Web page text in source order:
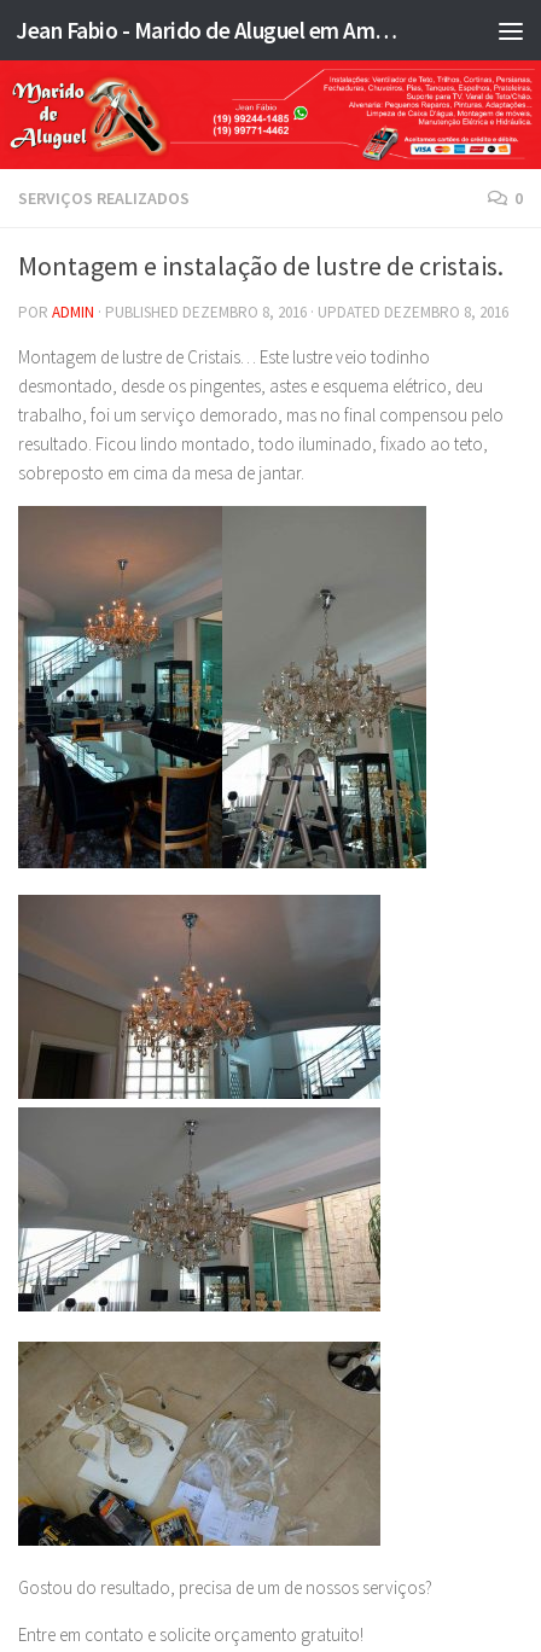
Skip to content Jean Fabio - Marido de Aluguel em Americana SP e região - JFMA
SERVIÇOS REALIZADOS 0
Montagem e instalação de lustre de cristais.
POR ADMIN · PUBLISHED DEZEMBRO 8, 2016 · UPDATED DEZEMBRO 8, 2016
Montagem de lustre de Cristais… Este lustre veio todinho
desmontado, desde os pingentes, astes e esquema elétrico, deu
trabalho, foi um serviço demorado, mas no final compensou pelo
resultado. Ficou lindo montado, todo iluminado, fixado ao teto,
sobreposto em cima da mesa de jantar.
Gostou do resultado, precisa de um de nossos serviços?
Entre em contato e solicite orçamento gratuito!